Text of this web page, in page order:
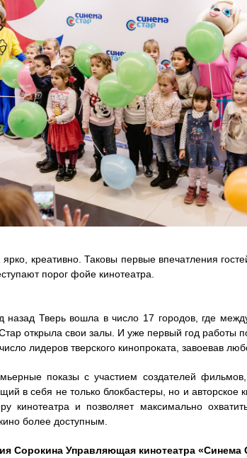
ярко, креативно. Таковы первые впечатления
порог фойе кинотеатра.
назад Тверь вошла в число 17 городов, где
открыла свои залы. И уже первый год работы
лидеров тверского кинопроката, завоевав
показы с участием создателей фильмов,
в себя не только блокбастеры, но и авторское
кинотеатра и позволяет максимально
более доступным.
Сорокина Управляющая кинотеатра «Синема